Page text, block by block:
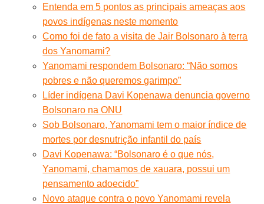
Entenda em 5 pontos as principais ameaças aos
povos indígenas neste momento
Como foi de fato a visita de Jair Bolsonaro à terra
dos Yanomami?
Yanomami respondem Bolsonaro: “Não somos
pobres e não queremos garimpo”
Líder indígena Davi Kopenawa denuncia governo
Bolsonaro na ONU
Sob Bolsonaro, Yanomami tem o maior índice de
mortes por desnutrição infantil do país
Davi Kopenawa: “Bolsonaro é o que nós,
Yanomami, chamamos de xauara, possui um
pensamento adoecido”
Novo ataque contra o povo Yanomami revela